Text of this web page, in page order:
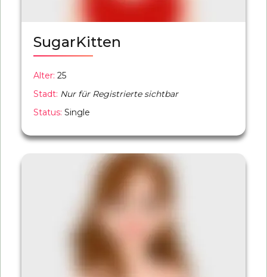
SugarKitten
Alter: 25
Stadt: Nur für Registrierte sichtbar
Status: Single